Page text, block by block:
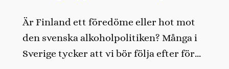
Är Finland ett föredöme eller hot mot
den svenska alkoholpolitiken? Många i
Sverige tycker att vi bör följa efter för…